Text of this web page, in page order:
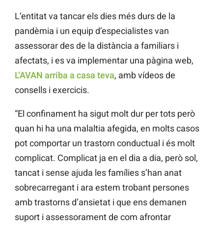
L’entitat va tancar els dies més durs de la
pandèmia i un equip d’especialistes van
assessorar des de la distància a familiars i
afectats, i es va implementar una pàgina web,
L’AVAN arriba a casa teva, amb vídeos de
consells i exercicis.
“El confinament ha sigut molt dur per tots però
quan hi ha una malaltia afegida, en molts casos
pot comportar un trastorn conductual i és molt
complicat. Complicat ja en el dia a dia, però sol,
tancat i sense ajuda les famílies s’han anat
sobrecarregant i ara estem trobant persones
amb trastorns d’ansietat i que ens demanen
suport i assessorament de com afrontar